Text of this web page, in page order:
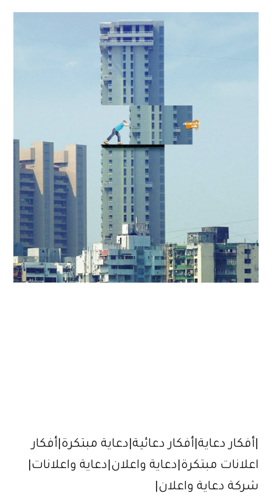
|أفكار دعاية|أفكار دعائية|دعاية مبتكرة|أفكار
اعلانات مبتكرة|دعاية واعلان|دعاية واعلانات|
شركة دعاية واعلان|